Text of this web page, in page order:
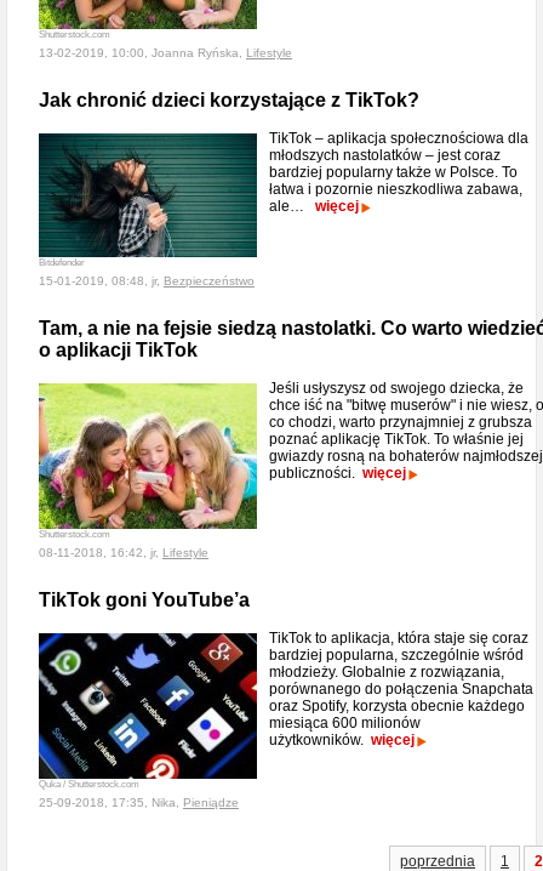
Shutterstock.com
13-02-2019, 10:00, Joanna Ryńska, Lifestyle
Jak chronić dzieci korzystające z TikTok?
Bitdefender
TikTok – aplikacja społecznościowa dla
młodszych nastolatków – jest coraz
bardziej popularny także w Polsce. To
łatwa i pozornie nieszkodliwa zabawa,
ale…
więcej
15-01-2019, 08:48, jr, Bezpieczeństwo
Tam, a nie na fejsie siedzą nastolatki. Co warto
o aplikacji TikTok
Shutterstock.com
Jeśli usłyszysz od swojego dziecka, że
chce iść na "bitwę muserów" i nie wiesz, o
co chodzi, warto przynajmniej z grubsza
poznać aplikację TikTok. To właśnie jej
gwiazdy rosną na bohaterów najmłodszej
publiczności. więcej
08-11-2018, 16:42, jr, Lifestyle
TikTok goni YouTube’a
Quka / Shutterstock.com
TikTok to aplikacja, która staje się coraz
bardziej popularna, szczególnie wśród
młodzieży. Globalnie z rozwiązania,
porównanego do połączenia Snapchata
oraz Spotify, korzysta obecnie każdego
miesiąca 600 milionów
użytkowników. więcej
25-09-2018, 17:35, Nika, Pieniądze
poprzednia 1 2